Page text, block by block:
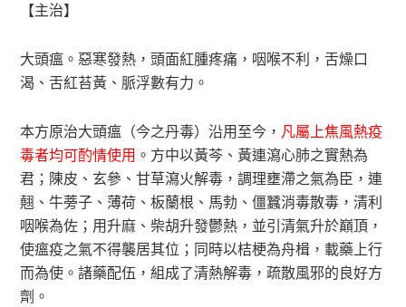
【主治】
大頭瘟。惡寒發熱，頭面紅腫疼痛，咽喉不利，舌燥口
渴、舌紅苔黃、脈浮數有力。
本方原治大頭瘟（今之丹毒）沿用至今， 凡屬上焦風熱疫
毒者均可酌情使用 。方中以黃芩、黃連瀉心肺之實熱為
君；陳皮、玄參、甘草瀉火解毒，調理壅滯之氣為臣，連
翹、牛蒡子、薄荷、板蘭根、馬勃、僵蠶消毒散毒，清利
咽喉為佐；用升麻、柴胡升發鬱熱，並引清氣升於巔頂，
使瘟疫之氣不得襲居其位；同時以桔梗為舟楫，載藥上行
而為使。諸藥配伍，組成了清熱解毒，疏散風邪的良好方
劑。